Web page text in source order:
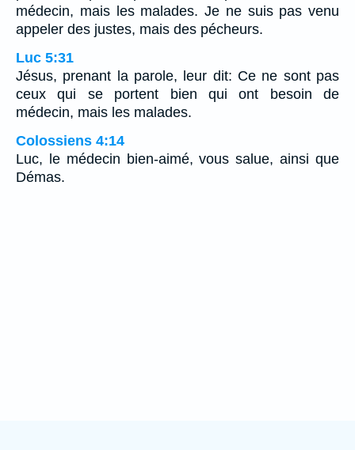
médecin, mais les malades. Je ne suis pas venu
appeler des justes, mais des pécheurs.
Luc 5:31
Jésus, prenant la parole, leur dit: Ce ne sont pas
ceux qui se portent bien qui ont besoin de
médecin, mais les malades.
Colossiens 4:14
Luc, le médecin bien-aimé, vous salue, ainsi que
Démas.